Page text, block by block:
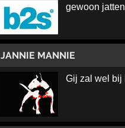
gewoon
JANNIE MANNIE
Gij zal wel bij